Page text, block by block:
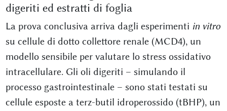
digeriti ed estratti di foglia
La prova conclusiva arriva dagli esperimenti in vitro
su cellule di dotto collettore renale (MCD4), un
modello sensibile per valutare lo stress ossidativo
intracellulare. Gli oli digeriti – simulando il
processo gastrointestinale – sono stati testati su
cellule esposte a terz-butil idroperossido (tBHP), un